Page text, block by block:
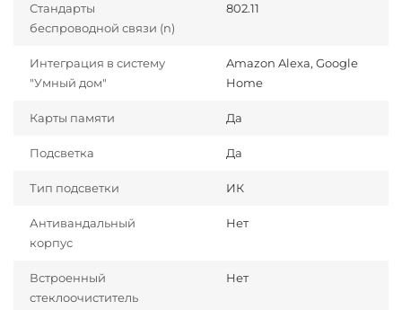
Стандарты
беспроводной связи (n)
802.11
Интеграция в систему
"Умный дом"
Amazon Alexa, Google
Home
Карты памяти Да
Подсветка Да
Тип подсветки ИК
Антивандальный
корпус
Нет
Встроенный
стеклоочиститель
Нет